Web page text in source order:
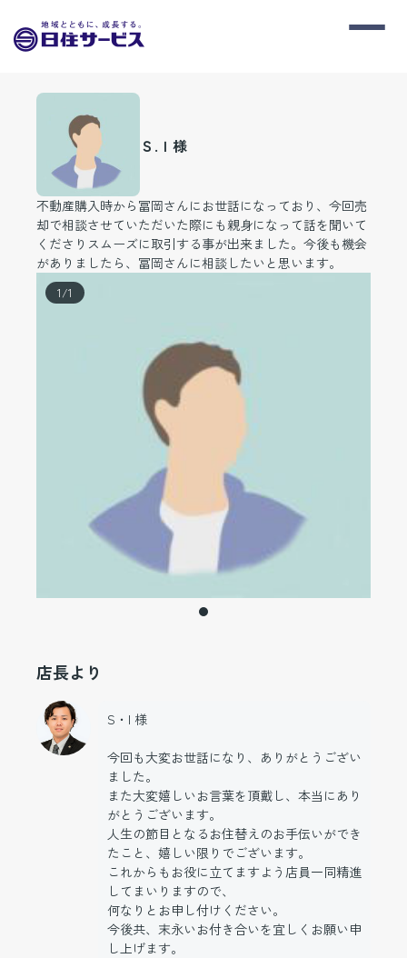
Ｓ.Ｉ様
不動産購入時から冨岡さんにお世話になっており、今回売
却で相談させていただいた際にも親身になって話を聞いて
くださりスムーズに取引する事が出来ました。今後も機会
がありましたら、冨岡さんに相談したいと思います。
1/1
店長より
S・I 様
今回も大変お世話になり、ありがとうござい
ました。
また大変嬉しいお言葉を頂戴し、本当にあり
がとうございます。
人生の節目となるお住替えのお手伝いができ
たこと、嬉しい限りでございます。
これからもお役に立てますよう店員一同精進
してまいりますので、
何なりとお申し付けください。
今後共、末永いお付き合いを宜しくお願い申
し上げます。